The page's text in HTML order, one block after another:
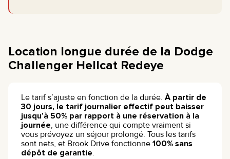
Location longue durée de la Dodge
Challenger Hellcat Redeye
Le tarif s’ajuste en fonction de la durée. À partir de
30 jours, le tarif journalier effectif peut baisser
jusqu’à 50% par rapport à une réservation à la
journée, une différence qui compte vraiment si
vous prévoyez un séjour prolongé. Tous les tarifs
sont nets, et Brook Drive fonctionne 100% sans
dépôt de garantie.